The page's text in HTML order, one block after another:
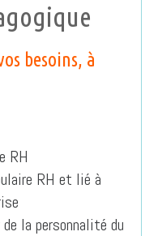
besoins, à
RH
RH et lié à
la personnalité du